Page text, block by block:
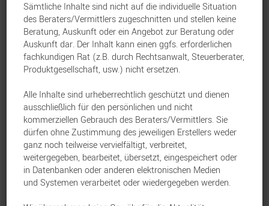
Bild generiert durch Google Gemini (KI)
Die betriebliche Vorsorge bleibt ein
Sämtliche Inhalte sind nicht auf die individuelle Situation
des Beraters/Vermittlers zugeschnitten und stellen keine
Beratung, Auskunft oder ein Angebot zur Beratung oder
Auskunft dar. Der Inhalt kann einen ggfs. erforderlichen
fachkundigen Rat (z.B. durch Rechtsanwalt, Steuerberater,
Produktgesellschaft, usw.) nicht ersetzen.
Alle Inhalte sind urheberrechtlich geschützt und dienen
ausschließlich für den persönlichen und nicht
kommerziellen Gebrauch des Beraters/Vermittlers. Sie
dürfen ohne Zustimmung des jeweiligen Erstellers weder
ganz noch teilweise vervielfältigt, verbreitet,
weitergegeben, bearbeitet, übersetzt, eingespeichert oder
in Datenbanken oder anderen elektronischen Medien
und Systemen verarbeitet oder wiedergegeben werden.